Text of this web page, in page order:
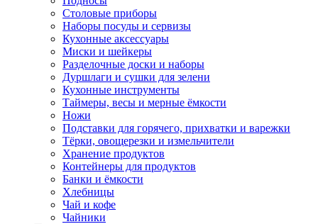
Столовые приборы
Наборы посуды и сервизы
Кухонные аксессуары
Миски и шейкеры
Разделочные доски и наборы
Дуршлаги и сушки для зелени
Кухонные инструменты
Таймеры, весы и мерные ёмкости
Ножи
Подставки для горячего, прихватки и варежки
Тёрки, овощерезки и измельчители
Хранение продуктов
Контейнеры для продуктов
Банки и ёмкости
Хлебницы
Чай и кофе
Чайники